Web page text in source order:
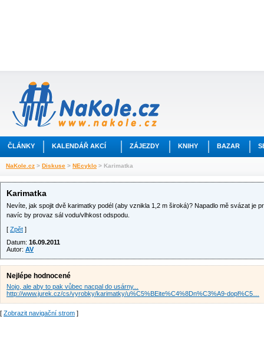
ČLÁNKY KALENDÁŘ AKCÍ ZÁJEZDY KNIHY BAZAR
NaKole.cz > Diskuse > NEcyklo > Karimatka
Karimatka
Nevíte, jak spojit dvě karimatky podél (aby vznikla 1,2 m široká)? Napadlo mě svázat je
navíc by provaz sál vodu/vlhkost odspodu.
[ Zpět ]
Datum: 16.09.2011
Autor: AV
Nejlépe hodnocené
Nojo, ale aby to pak vůbec nacpal do usárny...
http://www.jurek.cz/cs/vyrobky/karimatky/u%C5%BEite%C4%8Dn%C3%A9-dopl%C5…
[ Zobrazit navigační strom ]